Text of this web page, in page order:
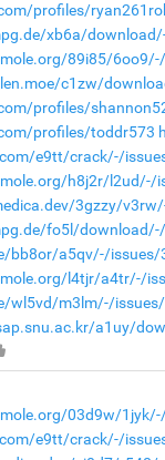
profiles/
xb6a/
89i85/
c1zw/
profiles/
profiles/toddr573
e9tt/crack/-/
h8j2r/l2ud/-/
3gzzy/
fo5l/
bb8or/a5qv/-/issues/
l4tjr/a4tr/-/
wl5vd/m3lm/-/
a1uy/
03d9w/
e9tt/crack/-/